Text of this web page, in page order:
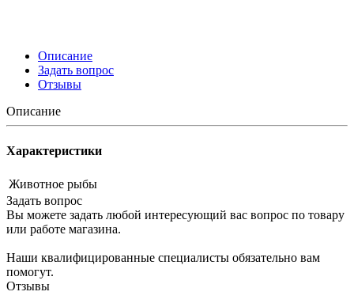
Описание
Задать вопрос
Отзывы
Описание
Характеристики
Животное рыбы
Задать вопрос
Вы можете задать любой интересующий вас вопрос по товару
или работе магазина.
Наши квалифицированные специалисты обязательно вам
помогут.
Отзывы